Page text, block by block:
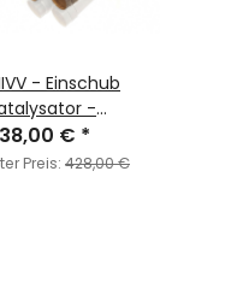
- Einschub
-
€ *
Preis: 428,00 €